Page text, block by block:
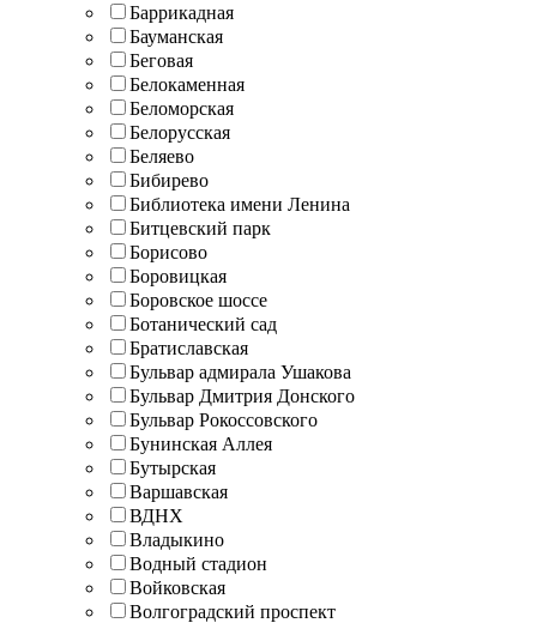
Баррикадная
Бауманская
Беговая
Белокаменная
Беломорская
Белорусская
Беляево
Бибирево
Библиотека имени Ленина
Битцевский парк
Борисово
Боровицкая
Боровское шоссе
Ботанический сад
Братиславская
Бульвар адмирала Ушакова
Бульвар Дмитрия Донского
Бульвар Рокоссовского
Бунинская Аллея
Бутырская
Варшавская
ВДНХ
Владыкино
Водный стадион
Войковская
Волгоградский проспект